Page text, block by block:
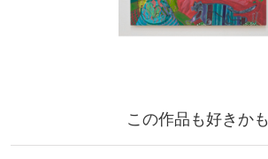
この作品も好きかも